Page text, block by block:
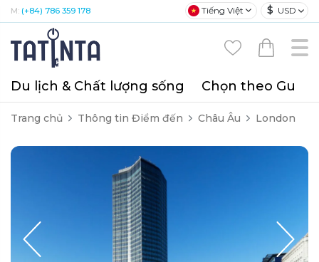
M: (+84) 786 359 178 Tiếng Việt $ USD
Du lịch & Chất lượng sống Chọn theo Gu
Trang chủ Thông tin Điểm đến Châu Âu London